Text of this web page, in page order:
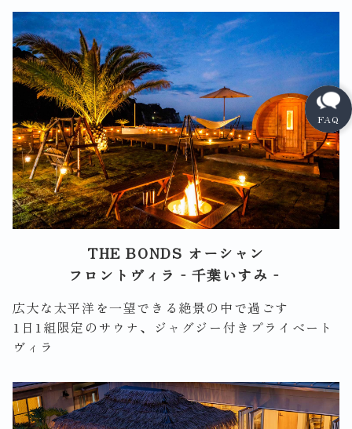
THE BONDS オーシャン
フロントヴィラ‐千葉いすみ‐
広大な太平洋を一望できる絶景の中で過ごす
1日1組限定のサウナ、ジャグジー付きプライベート
ヴィラ